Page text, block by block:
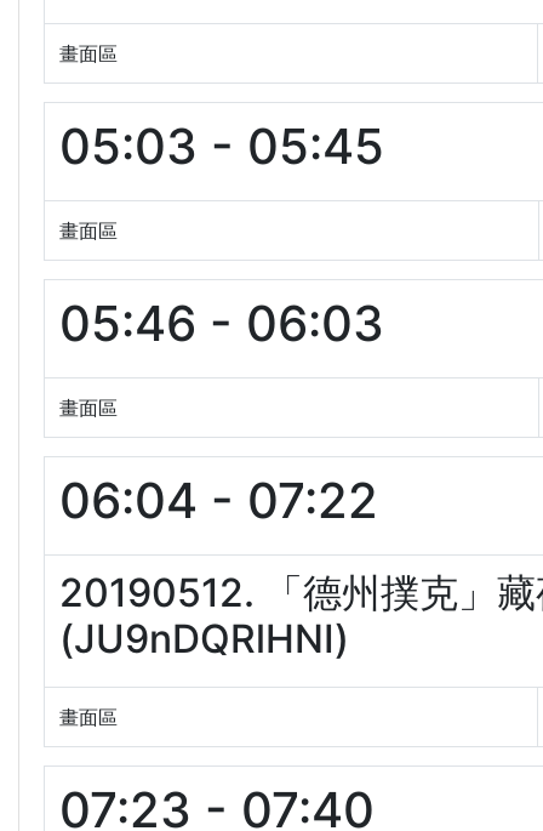
畫面區
05:03 - 05:45
畫面區
05:46 - 06:03
畫面區
06:04 - 07:22
20190512. 「德州撲克」
(JU9nDQRlHNI)
畫面區
07:23 - 07:40